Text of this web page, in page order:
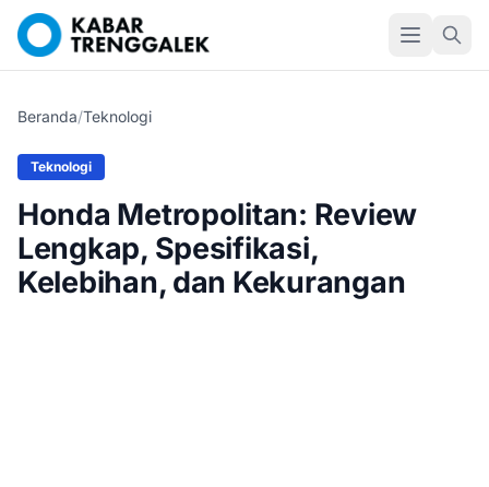
Beranda/Teknologi
Teknologi
Honda Metropolitan: Review
Lengkap, Spesifikasi,
Kelebihan, dan Kekurangan